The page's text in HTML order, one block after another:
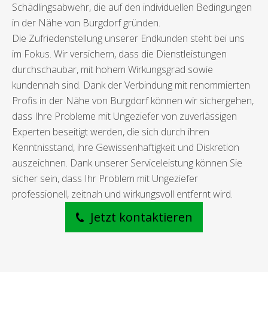
Schädlingsabwehr, die auf den individuellen Bedingungen
in der Nähe von Burgdorf gründen.
Die Zufriedenstellung unserer Endkunden steht bei uns
im Fokus. Wir versichern, dass die Dienstleistungen
durchschaubar, mit hohem Wirkungsgrad sowie
kundennah sind. Dank der Verbindung mit renommierten
Profis in der Nähe von Burgdorf können wir sichergehen,
dass Ihre Probleme mit Ungeziefer von zuverlässigen
Experten beseitigt werden, die sich durch ihren
Kenntnisstand, ihre Gewissenhaftigkeit und Diskretion
auszeichnen. Dank unserer Serviceleistung können Sie
sicher sein, dass Ihr Problem mit Ungeziefer
professionell, zeitnah und wirkungsvoll entfernt wird.
Jetzt kontaktieren